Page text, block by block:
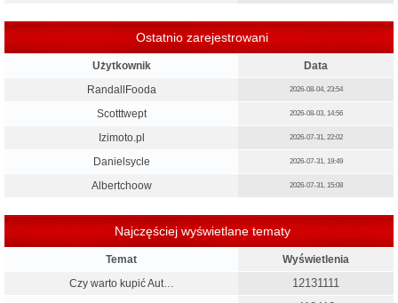
Ostatnio zarejestrowani
Użytkownik
Data
RandallFooda
2026-08-04, 23:54
Scotttwept 2026-08-03, 14:56
Izimoto.pl 2026-07-31, 22:02
Danielsycle 2026-07-31, 19:49
Albertchoow 2026-07-31, 15:08
Najczęściej wyświetlane tematy
Temat
Wyświetlenia
Czy warto kupić Aut…
12131111